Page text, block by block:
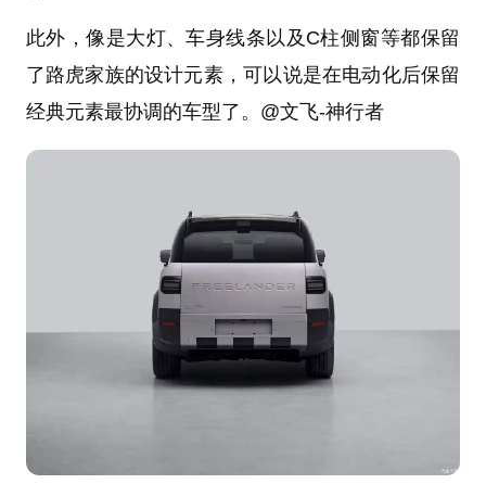
此外，像是大灯、车身线条以及C柱侧窗等都保留
了路虎家族的设计元素，可以说是在电动化后保留
经典元素最协调的车型了。@文飞-神行者